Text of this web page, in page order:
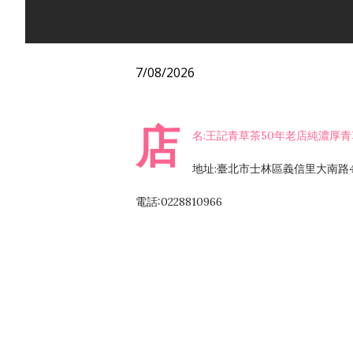
7/08/2026
店 名:王記青草茶50年老店純濃厚
地址:臺北市士林區義信里大南路
電話:0228810966